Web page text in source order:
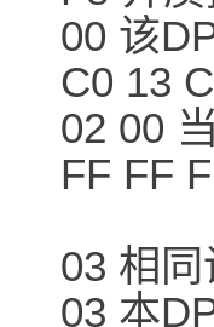
00 该
C0 13
02 00
FF FF
03 相
03 本